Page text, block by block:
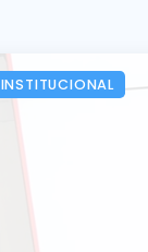
INSTITUCIONAL